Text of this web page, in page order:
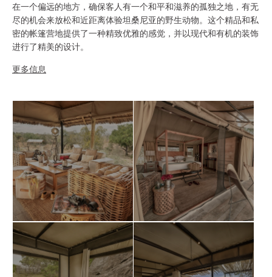
客户证词
联系我们
在一个偏远的地方，确保客人有一个和平和滋养的孤独之地，有无
尽的机会来放松和近距离体验坦桑尼亚的野生动物。这个精品和私
密的帐篷营地提供了一种精致优雅的感觉，并以现代和有机的装饰
进行了精美的设计。
更多信息